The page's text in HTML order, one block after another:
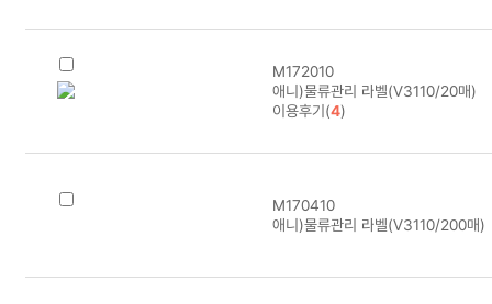
M172010
애니)물류관리 라벨(V3110/20매)
이용후기(4)
M170410
애니)물류관리 라벨(V3110/200매)